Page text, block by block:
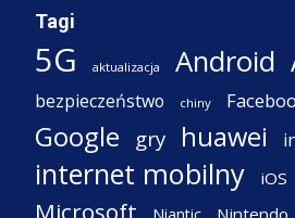
Tagi
5G aktualizacja Android
bezpieczeństwo chiny
Google gry huawei
internet mobilny iOS
Microsoft